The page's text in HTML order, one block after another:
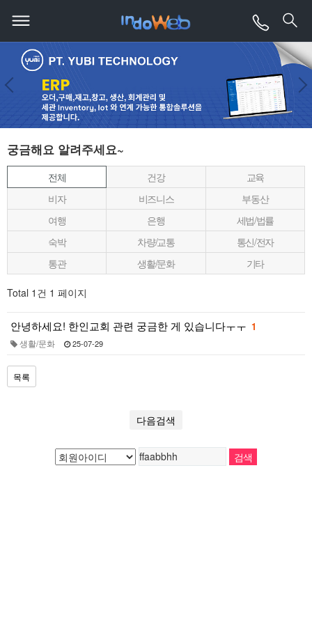
궁금해요 알려주세요~
전체 건강
교육
비자
비즈니스
부동산
여행
은행
세법/법률
숙박
차량/교통
통신/전자
통관
생활/문화 기타
Total 1건 1 페이지
안녕하세요! 한인교회 관련 궁금한 게 있습니다ㅜㅜ 1
생활/문화 25-07-29
목록
다음검색